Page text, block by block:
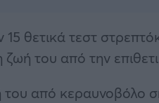
θετικά τεστ
ζωή του από την
από κεραυνοβόλο